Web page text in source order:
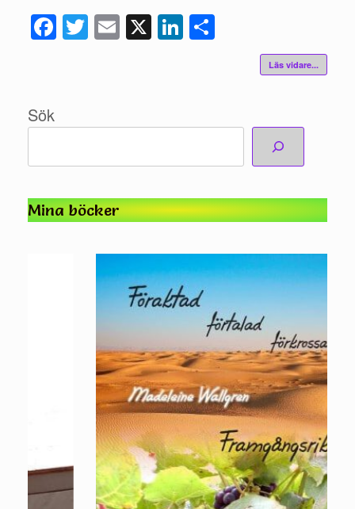
Fac
Twi
Ema
Link
Läs vidare...
Sök
Mina böcker